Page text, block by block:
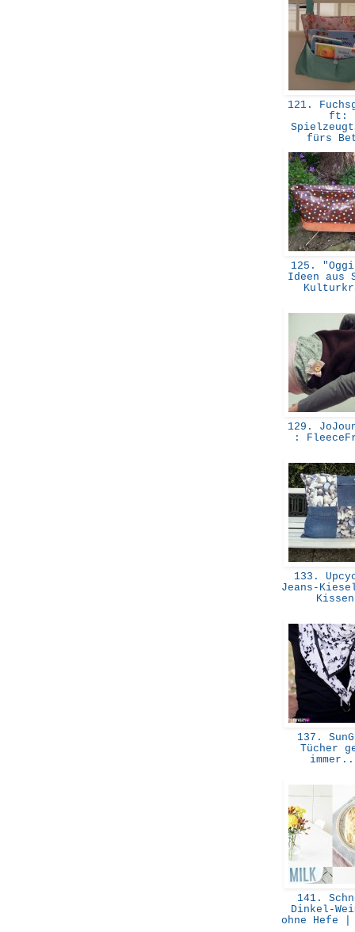
121.
ft:
fürs
125.
Ideen aus
129.
:
133.
Jeans-
137.
Tücher
141.
Dinkel-
ohne Hefe